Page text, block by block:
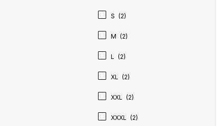
S (2)
M (2)
L (2)
XL (2)
XXL (2)
XXXL (2)